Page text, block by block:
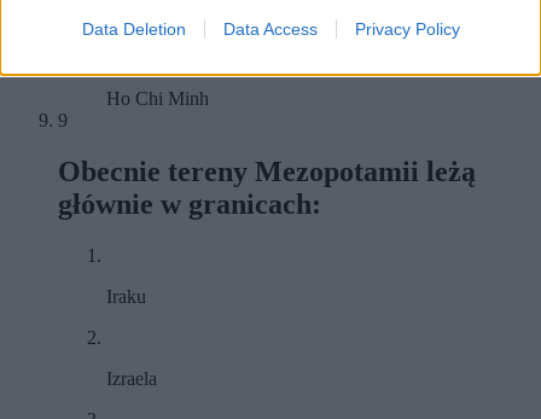
Data Deletion Data Access Privacy Policy
Ho Chi Minh
9
Obecnie tereny Mezopotamii leżą
głównie w granicach:
Iraku
Izraela